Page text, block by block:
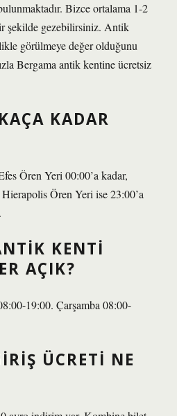
Bizce ortalama 1-2
şekilde gezebilirsiniz. Antik
görülmeye değer olduğunu
Bergama antik kentine ücretsiz
KADAR
Ören Yeri 00:00’a kadar,
Ören Yeri ise 23:00’a
KENTI
AÇIK?
19:00. Çarşamba 08:00-
ÜCRETI NE